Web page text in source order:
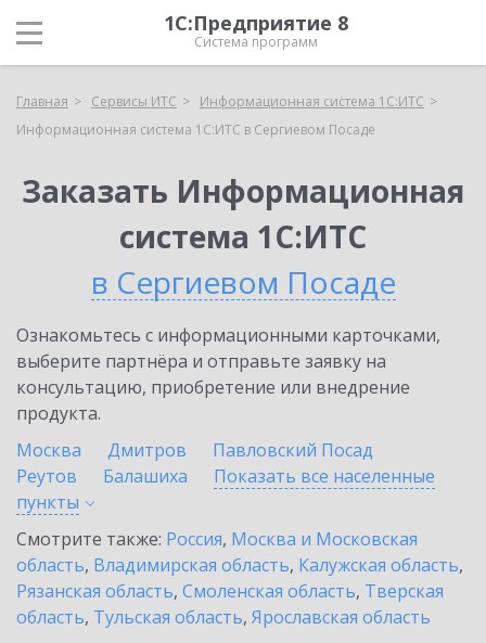
1С:Предприятие 8
Система программ
Главная Сервисы ИТС
Информационная система 1С:ИТС
Информационная система 1С:ИТС в Сергиевом Посаде
Заказать Информационная
система 1С:ИТС
в Сергиевом Посаде
Ознакомьтесь с информационными карточками,
выберите партнёра и отправьте заявку на
консультацию, приобретение или внедрение
продукта.
Москва
Дмитров
Павловский Посад
Реутов
Балашиха
Показать все населенные
пункты
Смотрите также: Россия, Москва и Московская
область, Владимирская область, Калужская область,
Рязанская область, Смоленская область, Тверская
область, Тульская область, Ярославская область